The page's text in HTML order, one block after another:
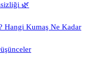
🌿
Hangi Kumaş Ne Kadar